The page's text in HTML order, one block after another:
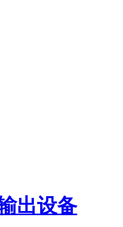
出设备